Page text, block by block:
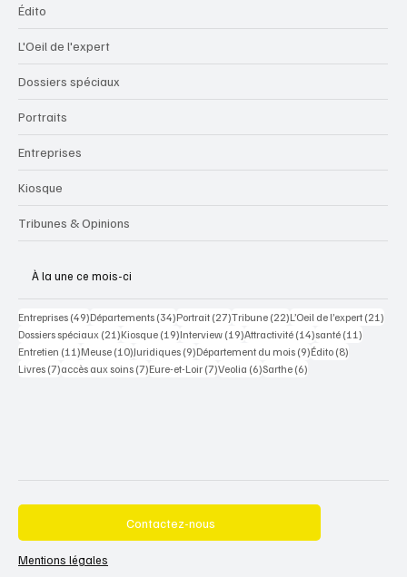
Édito
L'Oeil de l'expert
Dossiers spéciaux
Portraits
Entreprises
Kiosque
Tribunes & Opinions
À la une ce mois-ci
Entreprises (49)49 posts
Départements (34)34 posts
Portrait (27)27 posts
Tribune (22)22 posts
L’Oeil de l’expert (21)
Dossiers spéciaux (21)21 posts
Kiosque (19)19 posts
Interview (19)19 posts
Attractivité (14)14 posts
santé (11)
Entretien (11)11 posts
Meuse (10)10 posts
Juridiques (9)9 posts
Département du mois (9)9 posts
Édito (8)
Livres (7)7 posts
accès aux soins (7)7 posts
Eure-et-Loir (7)7 posts
Veolia (6)6 posts
Sarthe (6)
Contactez-nous
Mentions légales